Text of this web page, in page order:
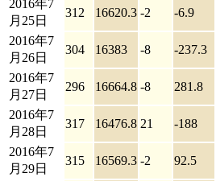
2016年7
月25日
312 16620.3 -2 -6.9
2016年7
月26日
304 16383 -8 -237.3
2016年7
月27日
296 16664.8 -8 281.8
2016年7
月28日
317 16476.8 21 -188
2016年7
月29日
315 16569.3 -2 92.5